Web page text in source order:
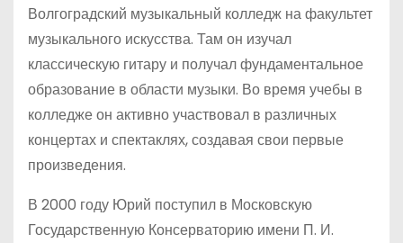
Волгоградский музыкальный колледж на факультет
музыкального искусства. Там он изучал
классическую гитару и получал фундаментальное
образование в области музыки. Во время учебы в
колледже он активно участвовал в различных
концертах и спектаклях, создавая свои первые
произведения.
В 2000 году Юрий поступил в Московскую
Государственную Консерваторию имени П. И.